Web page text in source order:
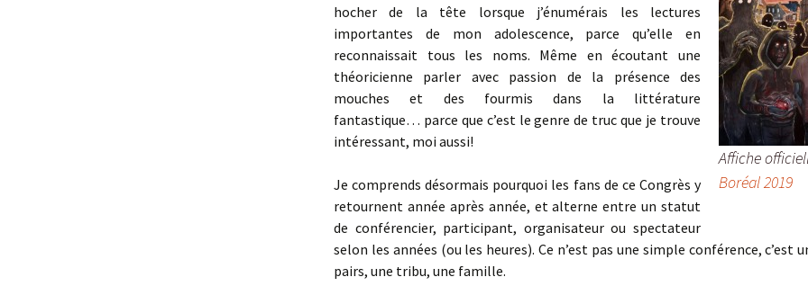
Affiche
Boréal 2019
hocher de la tête lorsque j’énumérais les lectures
importantes de mon adolescence, parce qu’elle en
reconnaissait tous les noms. Même en écoutant une
théoricienne parler avec passion de la présence des
mouches et des fourmis dans la littérature
fantastique… parce que c’est le genre de truc que je trouve
intéressant, moi aussi!
Je comprends désormais pourquoi les fans de ce Congrès y
retournent année après année, et alterne entre un statut
de conférencier, participant, organisateur ou spectateur
selon les années (ou les heures). Ce n’est pas une simple conférence, c’est
pairs, une tribu, une famille.